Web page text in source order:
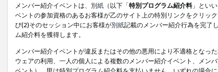
メンバー紹介イベントは、 別紙 （以下「特別プログラム紹介料」とい
ベントの参加資格のあるお客様が乙のサイト上の特別リンクをクリッ
び(2)そのセッション中にお客様が別紙記載のメンバー紹介行為を完了
ム紹介料を獲得します。
メンバー紹介イベントが違反またはその他の悪用により不適格となっ
ウェアの利用、一人の個人による複数のメンバー紹介イベント、メン
ベント）、甲は特別プログラム紹介料を支払いません。いずれの場合